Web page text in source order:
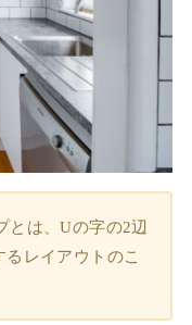
とは、Uの字の2辺
レイアウトのこ